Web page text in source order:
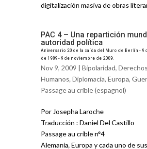
digitalización masiva de obras
PAC 4 – Una repartición
autoridad política
Aniversario 20 de la caída del Muro de Berlín - 9
de 1989 - 9 de noviembre de 2009.
Nov 9, 2009 | Bipolaridad, Derechos
Humanos, Diplomacia, Europa,
Passage au crible (espagnol)
Por Josepha Laroche
Traducción : Daniel Del Castillo
Passage au crible n°4
Alemania, Europa y cada uno de